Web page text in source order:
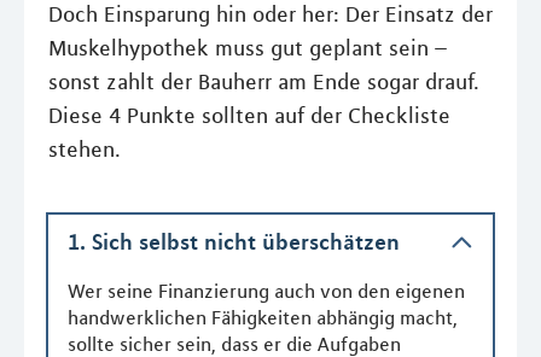
Doch Einsparung hin oder her: Der Einsatz der
Muskelhypothek muss gut geplant sein –
sonst zahlt der Bauherr am Ende sogar drauf.
Diese 4 Punkte sollten auf der Checkliste
stehen.
1. Sich selbst nicht überschätzen
Wer seine Finanzierung auch von den eigenen
handwerklichen Fähigkeiten abhängig macht,
sollte sicher sein, dass er die Aufgaben